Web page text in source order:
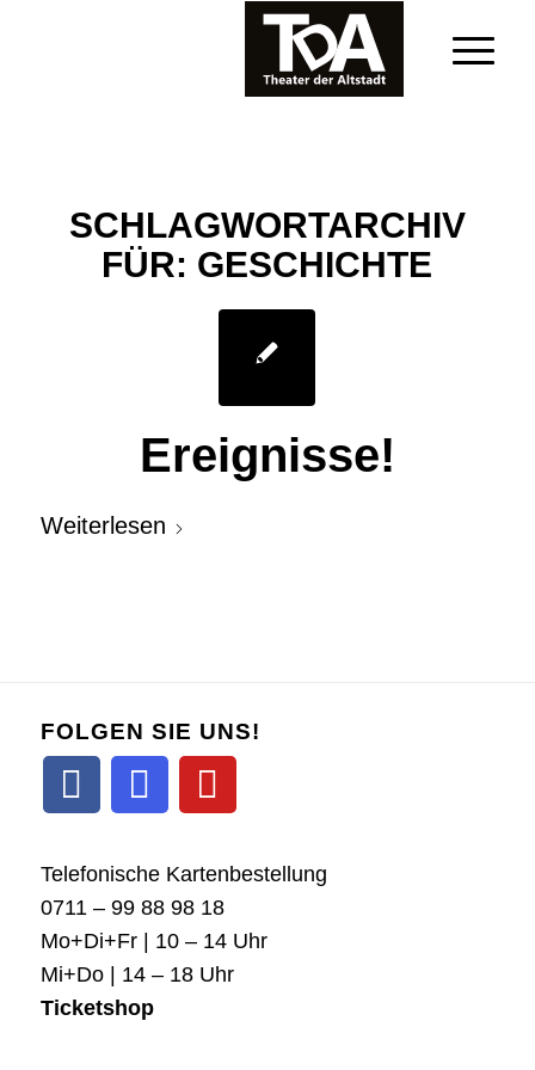
SCHLAGWORTARCHIV
FÜR: GESCHICHTE
Ereignisse!
Weiterlesen
FOLGEN SIE UNS!
Telefonische Kartenbestellung
0711 – 99 88 98 18
Mo+Di+Fr | 10 – 14 Uhr
Mi+Do | 14 – 18 Uhr
Ticketshop